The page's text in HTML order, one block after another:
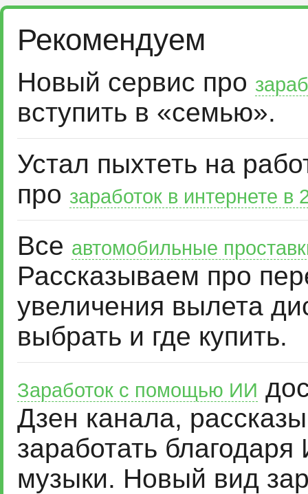
Рекомендуем
Новый сервис про
вступить в «семью».
Устал пыхтеть на
про заработок в интернете в
Все автомобильные
Рассказываем про
увеличения вылета
выбрать и где купить.
Заработок с помощью ИИ
Дзен канала,
заработать
музыки. Новый вид